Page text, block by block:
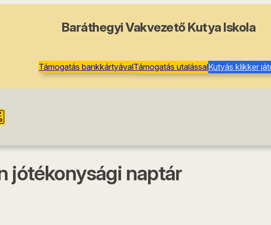
Baráthegyi Vakvezető Kutya Iskola
Támogatás bankkártyávalTámogatás utalássalKutyás klikker
jótékonysági naptár